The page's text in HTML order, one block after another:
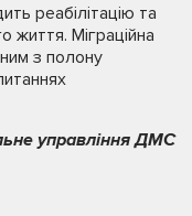
реабілітацію та
життя. Міграційна
з полону
управління ДМС